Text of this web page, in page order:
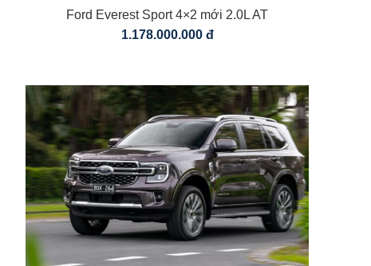
Ford Everest Sport 4×2 mới 2.0L AT
1.178.000.000 đ